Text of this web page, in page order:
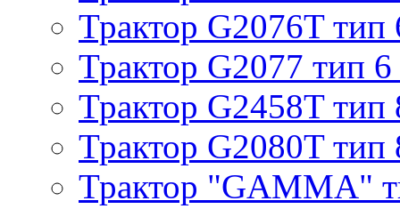
Трактор G2076T тип
Трактор G2077 тип 6
Трактор G2458T тип
Трактор G2080T тип
Трактор "GAMMA"